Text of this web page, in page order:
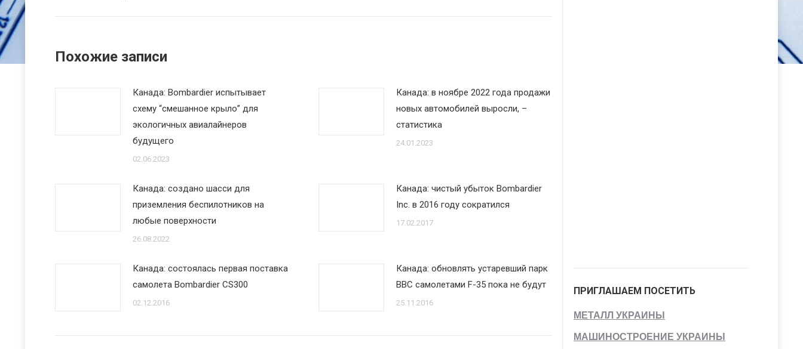
Похожие записи
Канада: Bombardier испытывает
схему “смешанное крыло” для
экологичных авиалайнеров
будущего
02.06.2023
Канада: в ноябре 2022 года продажи
новых автомобилей выросли, –
статистика
24.01.2023
Канада: создано шасси для
приземления беспилотников на
любые поверхности
26.08.2022
Канада: чистый убыток Bombardier
Inc. в 2016 году сократился
17.02.2017
Канада: состоялась первая поставка
самолета Bombardier CS300
02.12.2016
Канада: обновлять устаревший парк
ВВС самолетами F-35 пока не будут
25.11.2016
ПРИГЛАШАЕМ ПОСЕТИТЬ
МЕТАЛЛ УКРАИНЫ
МАШИНОСТРОЕНИЕ УКРАИНЫ